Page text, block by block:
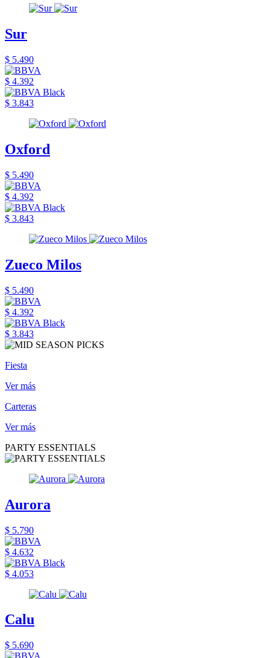
Sur
$ 5.490
$ 4.392
$ 3.843
Oxford
$ 5.490
$ 4.392
$ 3.843
Zueco Milos
$ 5.490
$ 4.392
$ 3.843
Fiesta
Ver más
Carteras
Ver más
PARTY ESSENTIALS
Aurora
$ 5.790
$ 4.632
$ 4.053
Calu
$ 5.690